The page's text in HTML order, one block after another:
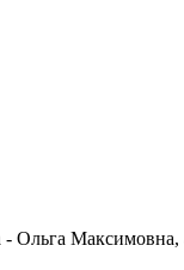
Максимовна,